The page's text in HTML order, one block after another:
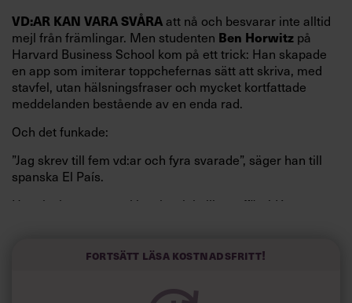
VD:AR KAN VARA SVÅRAatt nå och besvarar inte alltid
mejl från främlingar. Men studenten Ben Horwitz på
Harvard Business School kom på ett trick: Han skapade
en app som imiterar toppchefernas sätt att skriva, med
stavfel, utan hälsningsfraser och mycket kortfattade
meddelanden bestående av en enda rad.
Och det funkade:
”Jag skrev till fem vd:ar och fyra svarade”, säger han till
spanska El País.
Horwitz har nu utvecklat sitt trick till en affärsidé: appen
kortfattat slarviga vd-stilen.
Fortsätt läsa kostnadsfritt!